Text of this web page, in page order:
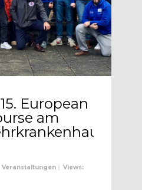
European
am
Veranstaltungen
Views: